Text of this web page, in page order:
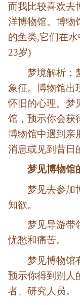
而我比较喜欢去
洋博物馆。博物
的鱼类,它们在
23岁)
梦境解析：
象征。博物馆出
怀旧的心理。梦
馆，预示你会获
博物馆中遇到亲
消息或见到昔日
梦见博物馆
梦见去参加
知欲。
梦见导游带
忧愁和痛苦。
梦见博物馆
预示你得到别人
者、研究人员。